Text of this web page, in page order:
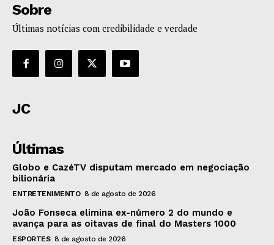
Sobre
Últimas notícias com credibilidade e verdade
JC
Últimas
Globo e CazéTV disputam mercado em negociação
bilionária
ENTRETENIMENTO 8 de agosto de 2026
João Fonseca elimina ex-número 2 do mundo e
avança para as oitavas de final do Masters 1000
ESPORTES 8 de agosto de 2026